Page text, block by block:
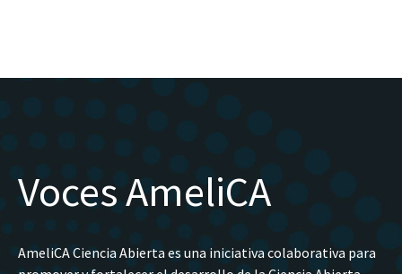
Voces AmeliCA
AmeliCA Ciencia Abierta es una iniciativa colaborativa para